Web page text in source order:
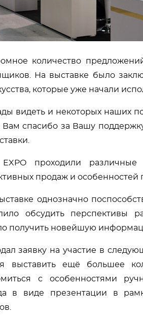
количество
На выставке было
которые уже начали
видеть и некоторых наших
Вам спасибо за Вашу
EXPO проходили
продаж и особенностей
однозначно
обсудить перспективы
получить новейшую
заявку на участие в
выставить ещё большее
с особенностями
в виде презентации в